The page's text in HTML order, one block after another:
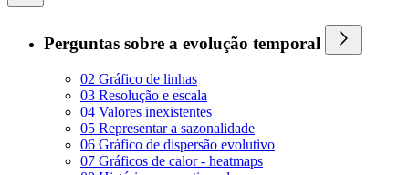
Perguntas sobre a evolução temporal
02 Gráfico de linhas
03 Resolução e escala
04 Valores inexistentes
05 Representar a sazonalidade
06 Gráfico de dispersão evolutivo
07 Gráficos de calor - heatmaps